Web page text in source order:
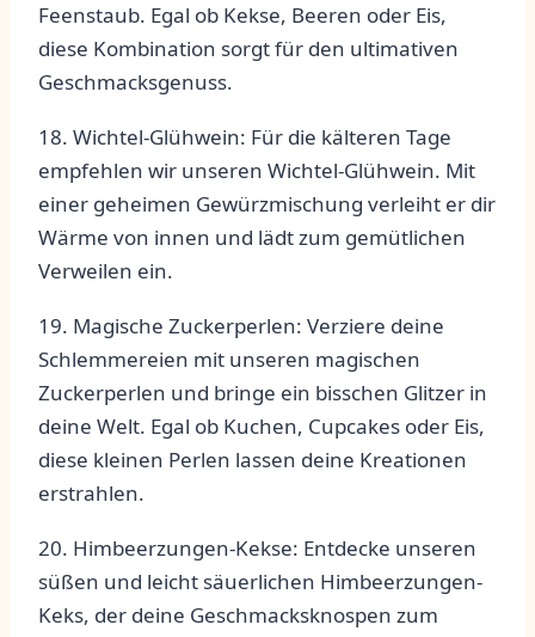
Feenstaub. Egal ob Kekse, Beeren oder Eis,
diese Kombination sorgt für ⁤den ‍ultimativen
Geschmacksgenuss.
18. Wichtel-Glühwein:​ Für die kälteren‍ Tage
empfehlen ‌wir unseren Wichtel-Glühwein. Mit
einer‍ geheimen Gewürzmischung ​verleiht⁢ er dir
Wärme von innen und lädt zum gemütlichen
Verweilen ein.
19. Magische⁢ Zuckerperlen: ⁤Verziere deine
Schlemmereien​ mit unseren magischen
Zuckerperlen und bringe‍ ein bisschen​ Glitzer in
deine ‌Welt. ⁣Egal⁤ ob Kuchen, Cupcakes ​oder Eis,
diese kleinen Perlen ‌lassen deine Kreationen
erstrahlen.
20. Himbeerzungen-Kekse: Entdecke unseren
süßen und leicht säuerlichen ⁢Himbeerzungen-
Keks, der deine Geschmacksknospen zum⁢